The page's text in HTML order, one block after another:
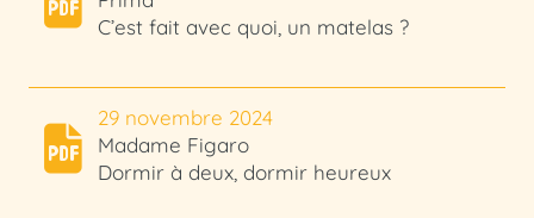
C’est fait avec quoi, un matelas ?
29 novembre 2024
Madame Figaro
Dormir à deux, dormir heureux